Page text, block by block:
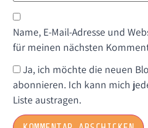
Name, E-Mail-Adresse und
für meinen nächsten
Ja, ich möchte die neuen
abonnieren. Ich kann mich
Liste austragen.